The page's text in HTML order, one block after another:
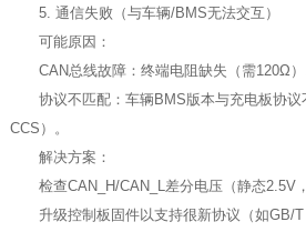
5. 通信失败（与车辆/BMS无法交互）
可能原因：
CAN总线故障：终端电阻缺失（需120Ω）
协议不匹配：车辆BMS版本与充电板协议
CCS）。
解决方案：
检查CAN_H/CAN_L差分电压（静态2.5V，
升级控制板固件以支持很新协议（如GB/T